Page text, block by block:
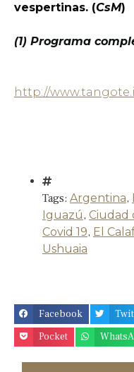
vespertinas. (CsM)
(1) Programa
http://
Tags: Argentina,
Iguazú, Ciudad
Covid 19, El
Ushuaia
Facebook
Pocket